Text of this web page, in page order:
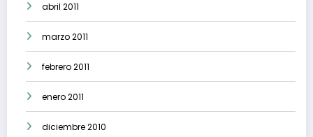
abril 2011
marzo 2011
febrero 2011
enero 2011
diciembre 2010